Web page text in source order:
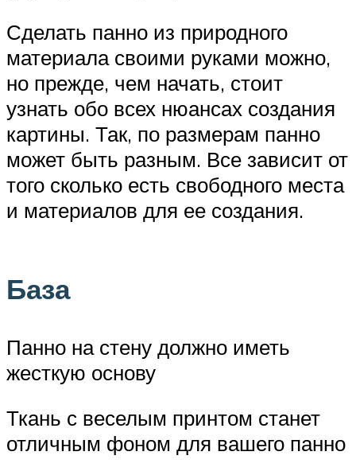
Сделать панно из природного
материала своими руками можно,
но прежде, чем начать, стоит
узнать обо всех нюансах создания
картины. Так, по размерам панно
может быть разным. Все зависит от
того сколько есть свободного места
и материалов для ее создания.
База
Панно на стену должно иметь
жесткую основу
Ткань с веселым принтом станет
отличным фоном для вашего панно